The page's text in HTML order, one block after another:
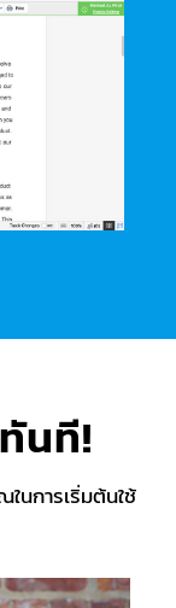
นที!
นการเริ่มต้นใช้